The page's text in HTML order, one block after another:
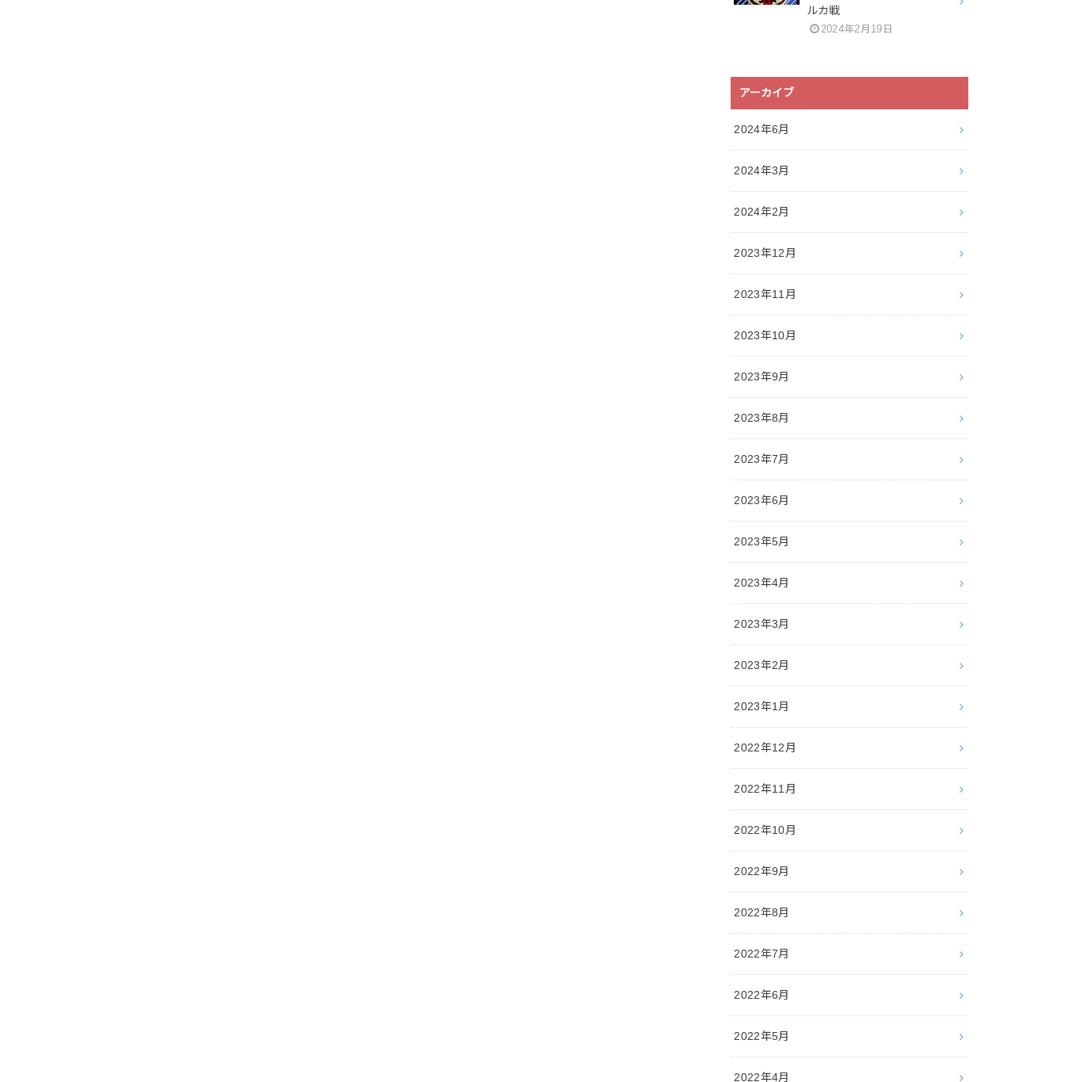
ルカ戦
2024年2月19日
アーカイブ
2024年6月
2024年3月
2024年2月
2023年12月
2023年11月
2023年10月
2023年9月
2023年8月
2023年7月
2023年6月
2023年5月
2023年4月
2023年3月
2023年2月
2023年1月
2022年12月
2022年11月
2022年10月
2022年9月
2022年8月
2022年7月
2022年6月
2022年5月
2022年4月